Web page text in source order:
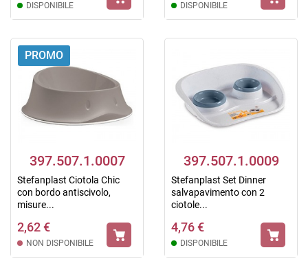
DISPONIBILE DISPONIBILE
PROMO
397.507.1.0007
Stefanplast Ciotola Chic
con bordo antiscivolo,
misure...
2,62 €
NON DISPONIBILE
397.507.1.0009
Stefanplast Set Dinner
salvapavimento con 2
ciotole...
4,76 €
DISPONIBILE